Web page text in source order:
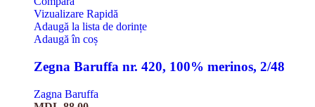
Vizualizare Rapidă
Adaugă la lista de dorințe
Adaugă în coș
Zegna Baruffa nr. 420, 100% merinos, 2/48
Zagna Baruffa